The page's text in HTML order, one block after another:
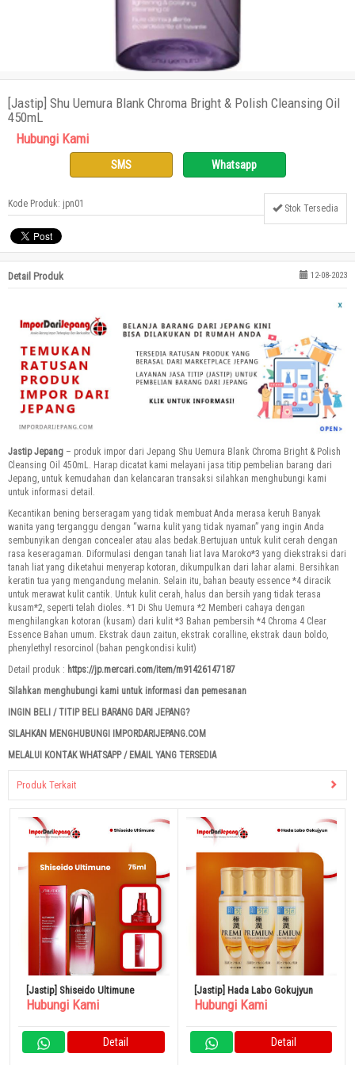
[Jastip] Shu Uemura Blank Chroma Bright & Polish Cleansing Oil
450mL
Hubungi Kami
SMS Whatsapp
Kode Produk: jpn01 Stok Tersedia
Detail Produk 12-08-2023
Jastip Jepang – produk impor dari Jepang Shu Uemura Blank Chroma Bright & Polish
Cleansing Oil 450mL. Harap dicatat kami melayani jasa titip pembelian barang dari
Jepang, untuk kemudahan dan kelancaran transaksi silahkan menghubungi kami
untuk informasi detail.
Kecantikan bening berseragam yang tidak membuat Anda merasa keruh Banyak
wanita yang terganggu dengan “warna kulit yang tidak nyaman” yang ingin Anda
sembunyikan dengan concealer atau alas bedak.Bertujuan untuk kulit cerah dengan
rasa keseragaman. Diformulasi dengan tanah liat lava Maroko*3 yang diekstraksi dari
tanah liat yang diketahui menyerap kotoran, dikumpulkan dari lahar alami. Bersihkan
keratin tua yang mengandung melanin. Selain itu, bahan beauty essence *4 diracik
untuk merawat kulit cantik. Untuk kulit cerah, halus dan bersih yang tidak terasa
kusam*2, seperti telah dioles. *1 Di Shu Uemura *2 Memberi cahaya dengan
menghilangkan kotoran (kusam) dari kulit *3 Bahan pembersih *4 Chroma 4 Clear
Essence Bahan umum. Ekstrak daun zaitun, ekstrak coralline, ekstrak daun boldo,
phenylethyl resorcinol (bahan pengkondisi kulit)
Detail produk : https://jp.mercari.com/item/m91426147187
Silahkan menghubungi kami untuk informasi dan pemesanan
INGIN BELI / TITIP BELI BARANG DARI JEPANG?
SILAHKAN MENGHUBUNGI IMPORDARIJEPANG.COM
MELALUI KONTAK WHATSAPP / EMAIL YANG TERSEDIA
Produk Terkait
[Jastip] Shiseido Ultimune
Hubungi Kami
Detail
[Jastip] Hada Labo Gokujyun
Hubungi Kami
Detail